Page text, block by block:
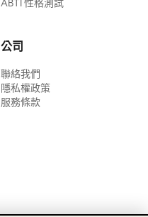
ABTI 性格測試
公司
聯絡我們
隱私權政策
服務條款